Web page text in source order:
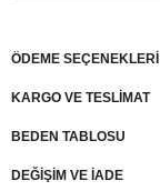
ÖDEME SEÇENEKLERI
KARGO VE TESLİMAT
BEDEN TABLOSU
DEĞİŞİM VE İADE